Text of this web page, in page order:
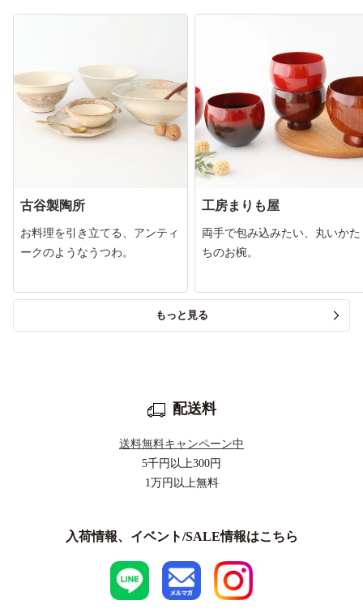
古谷製陶所
お料理を引き立てる、アンティ
ークのようなうつわ。
工房まりも屋
両手で包み込みたい、丸いかた
ちのお椀。
もっと見る
配送料
送料無料キャンペーン中
5千円以上300円
1万円以上無料
入荷情報、イベント/SALE情報はこちら